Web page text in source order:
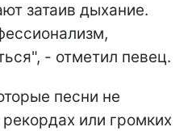
затаив дыхание.
- отметил певец.
песни не
или громких